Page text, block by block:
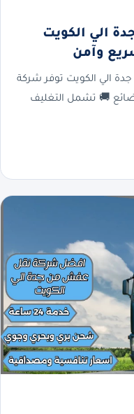
الي الكويت
الي الكويت توفر شركة
🚚 تشمل التغليف